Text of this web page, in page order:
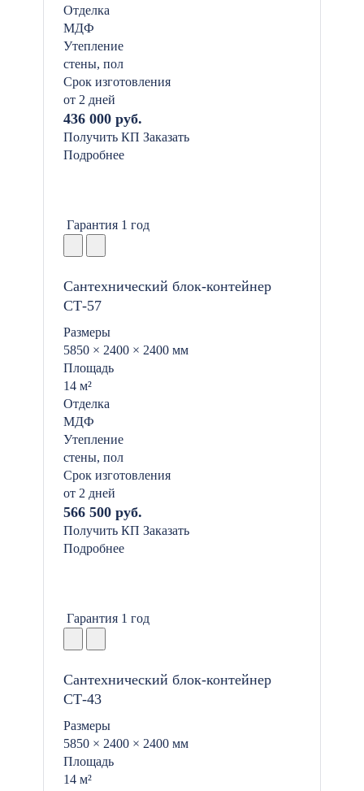
Отделка
МДФ
Утепление
стены, пол
Срок изготовления
от 2 дней
436 000 руб.
Получить КП Заказать
Подробнее
Гарантия 1 год
Сантехнический блок-контейнер
СТ-57
Размеры
5850 × 2400 × 2400 мм
Площадь
14 м²
Отделка
МДФ
Утепление
стены, пол
Срок изготовления
от 2 дней
566 500 руб.
Получить КП Заказать
Подробнее
Гарантия 1 год
Сантехнический блок-контейнер
СТ-43
Размеры
5850 × 2400 × 2400 мм
Площадь
14 м²